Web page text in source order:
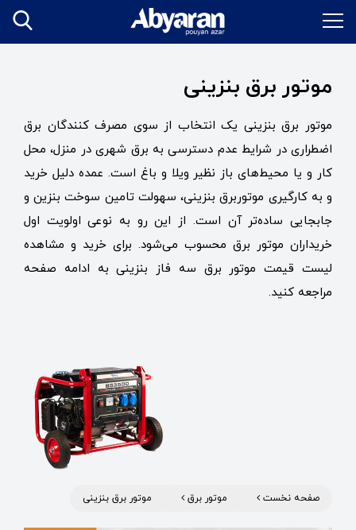
موتور برق بنزینی
موتور برق بنزینی یک انتخاب از سوی مصرف کنندگان برق
اضطراری در شرایط عدم دسترسی به برق شهری در منزل، محل
کار و یا محیط‌های باز نظیر ویلا و باغ است. عمده دلیل خرید
و به کارگیری موتوربرق بنزینی، سهولت تامین سوخت بنزین و
جابجایی ساده‌تر آن است. از این رو به نوعی اولویت اول
خریداران موتور برق محسوب می‌شود. برای خرید و مشاهده
لیست قیمت موتور برق سه فاز بنزینی به ادامه صفحه
مراجعه کنید.
صفحه نخست موتور برق موتور برق بنزینی